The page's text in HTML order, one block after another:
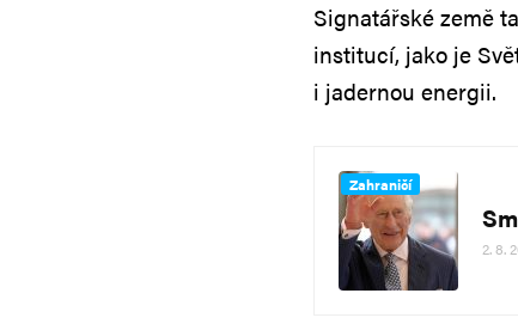
Signatářské země
institucí, jako je
i jadernou energii.
Zahraničí
2. 8.